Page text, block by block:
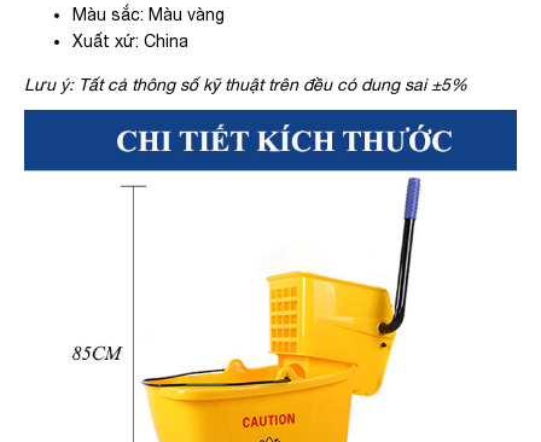
Màu sắc: Màu vàng
Xuất xứ: China
Lưu ý: Tất cả thông số kỹ thuật trên đều có dung sai ±5%